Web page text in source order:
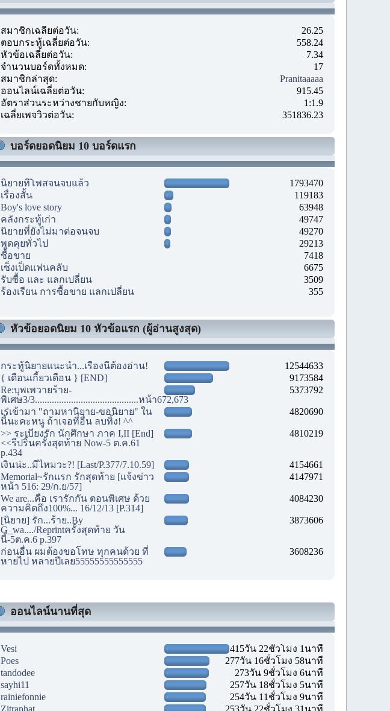
สมาชิกเฉลี่ยต่อวัน:
26.25
ตอบกระทู้เฉลี่ยต่อวัน:
558.24
หัวข้อเฉลี่ยต่อวัน:
7.34
จำนวนบอร์ดทั้งหมด:
17
สมาชิกล่าสุด:
Pranitaaaaa
ออนไลน์เฉลี่ยต่อวัน:
915.45
อัตราส่วนระหว่างชายกับหญิง:
1:1.9
เฉลี่ยเพจวิวต่อวัน:
351836.23
บอร์ดยอดนิยม 10 บอร์ดแรก
นิยายที่โพสจนจบแล้ว
1793470
เรื่องสั้น
119183
Boy's love story
63948
คลังกระทู้เก่า
49747
นิยายที่ยังไม่มาต่อจนจบ
49270
พูดคุยทั่วไป
29213
ซื้อขาย
7418
เซ็งเป็ดแฟนคลับ
6675
รับซื้อ และ แลกเปลี่ยน
3509
ร้องเรียน การซื้อขาย แลกเปลี่ยน
355
หัวข้อยอดนิยม 10 หัวข้อแรก (ผู้อ่านสูงสุด)
กระทู้นิยายแนะนำ...เรื่องนี้ต้องอ่าน!
12544633
{ เดือนเกี้ยวเดือน } [END]
9173584
Re:บุพเพวายร้าย-
พิเศษ3/3...........................................หน้า672,673
5373792
เร่เข้ามา "ถามหานิยาย-ขอนิยาย" ใน
นี้นะคะหนู ถ้าเจอที่อื่น ลบทิ้ง! ^^
4820690
>> ระเบียงรัก นักศึกษา ภาค I,II [End]
<<รีปริ้นครั้งสุดท้าย Now-5 ต.ค.61
p.434
4810219
เงินน่ะ..มีไหมวะ?! [Last/P.377/7.10.59]
4154661
Memorial~รักแรก รักสุดท้าย [แจ้งข่าว
หน้า 516: 29/ก.ย/57]
4147971
We are...คือ เรารักกัน ตอนพิเศษ ด้วย
ความคิดถึง100%... 16/12/13 [P.314]
4084230
[นิยาย] รัก...ร้าย..By
G_wa..../Reprintครั้งสุดท้าย วัน
นี้-5ต.ค.6 p.397
3873606
ก่อนอื่น ผมต้องขอโทษ ทุกคนด้วย ที่
หายไป หลายปีเลย55555555555555
3608236
ออนไลน์นานที่สุด
Vesi
415วัน 22ชั่วโมง 1นาที
Poes
277วัน 16ชั่วโมง 58นาที
tandodee
273วัน 9ชั่วโมง 6นาที
sayhi11
257วัน 18ชั่วโมง 5นาที
rainiefonnie
254วัน 11ชั่วโมง 9นาที
Zitraphat
253วัน 22ชั่วโมง 31นาที